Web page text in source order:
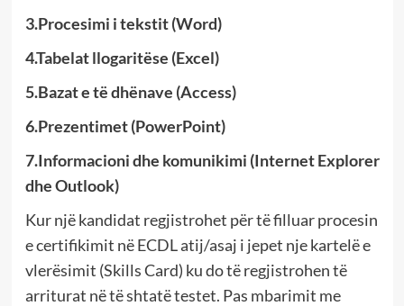
3.Procesimi i tekstit (Word)
4.Tabelat llogaritëse (Excel)
5.Bazat e të dhënave (Access)
6.Prezentimet (PowerPoint)
7.Informacioni dhe komunikimi (Internet Explorer
dhe Outlook)
Kur një kandidat regjistrohet për të filluar procesin
e certifikimit në ECDL atij/asaj i jepet nje kartelë e
vlerësimit (Skills Card) ku do të regjistrohen të
arriturat në të shtatë testet. Pas mbarimit me